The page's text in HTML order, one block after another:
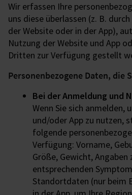
Wir erfassen Ihre
uns diese überlassen (z. B.
der Website oder in der App),
Nutzung der Website und App
Dritten zur Verfügung gestellt
Personenbezogene Daten, die
Bei der Anmeldung und
Wenn Sie sich anmelden,
und/oder App zu nutzen,
folgende
Verfügung: Vorname,
Größe, Gewicht,
entsprechenden
Standortdaten (nur beim